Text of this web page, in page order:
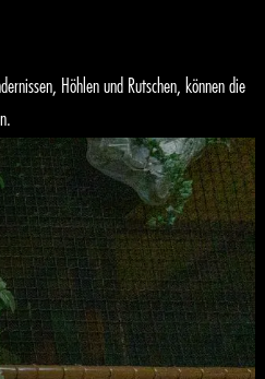
Höhlen und Rutschen, können die